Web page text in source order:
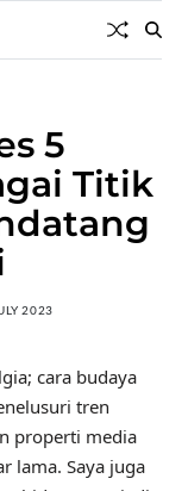
5
Titik
2023
cara budaya
tren
properti media
lama. Saya juga